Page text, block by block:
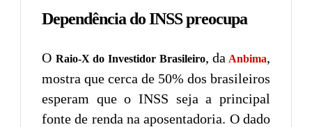
Dependência do INSS preocupa
O Raio-X do Investidor Brasileiro, da Anbima,
mostra que cerca de 50% dos brasileiros
esperam que o INSS seja a principal
fonte de renda na aposentadoria. O dado